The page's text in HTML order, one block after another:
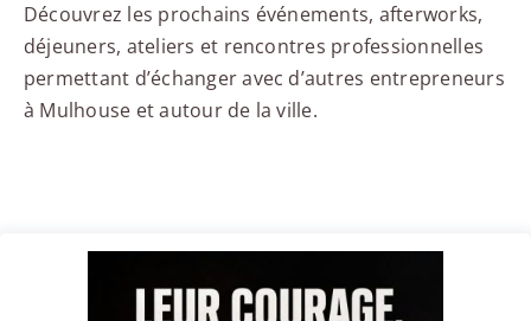
Découvrez les prochains événements, afterworks,
déjeuners, ateliers et rencontres professionnelles
permettant d’échanger avec d’autres entrepreneurs
à Mulhouse et autour de la ville.